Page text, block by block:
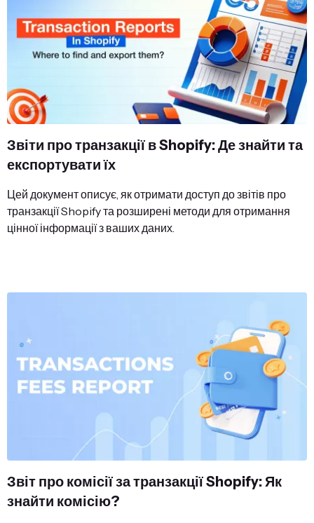
Звіти про транзакції в Shopify: Де знайти та
експортувати їх
Цей документ описує, як отримати доступ до звітів про
транзакції Shopify та розширені методи для отримання
цінної інформації з ваших даних.
Звіт про комісії за транзакції Shopify: Як
знайти комісію?